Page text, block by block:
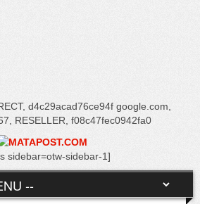
d4c29acad76ce94f google.com,
RESELLER, f08c47fec0942fa0
sidebar=otw-sidebar-1]